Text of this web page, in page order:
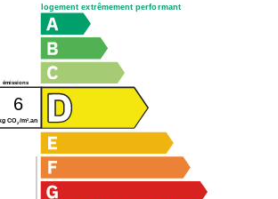
logement extrêmement performant
émissions
6
kg CO2 /m2 .an